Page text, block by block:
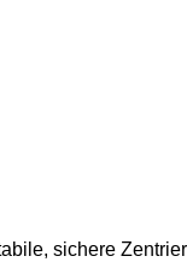
sichere